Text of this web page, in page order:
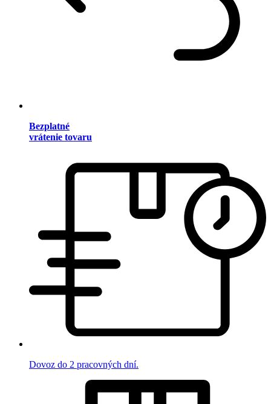
Bezplatné
vrátenie tovaru
Dovoz do 2 pracovných dní.